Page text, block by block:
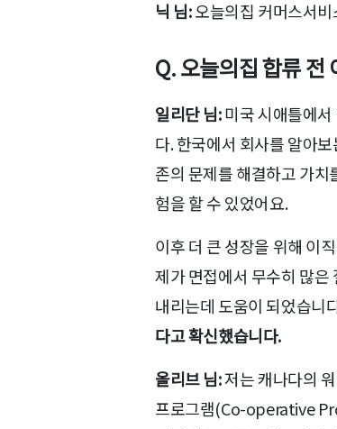
닉 님:오늘의집 커머스서비
Q. 오늘의집 합류 전
일리단 님:미국 시애틀에서
다. 한국에서 회사를 알아
존의 문제를 해결하고 가
험을 할 수 있었어요.
이후 더 큰 성장을 위해 이
제가 면접에서 무수히 많은
내리는데 도움이 되었습니
다고 확신했습니다.
올리브 님:저는 캐나다의
프로그램(Co-operative